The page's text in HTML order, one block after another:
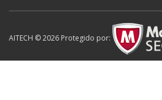
AITECH © 2026 Protegido por: